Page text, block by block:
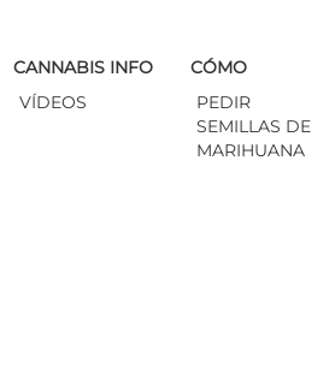
CANNABIS INFO
VÍDEOS
CÓMO
PEDIR
SEMILLAS DE
MARIHUANA